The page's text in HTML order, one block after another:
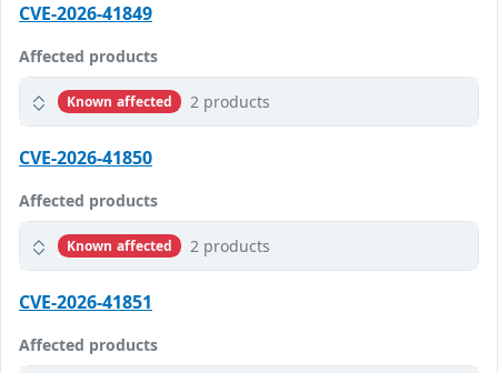
CVE-2026-41849
Affected products
Known affected 2 products
CVE-2026-41850
Affected products
Known affected 2 products
CVE-2026-41851
Affected products